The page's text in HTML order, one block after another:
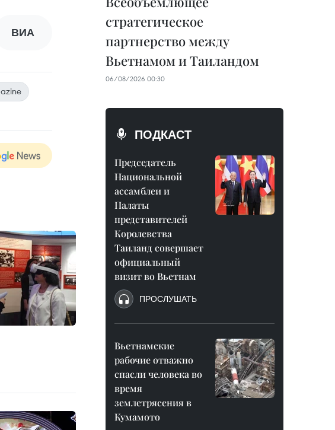
ВИА
стратегическое
партнерство между
Вьетнамом и Таиландом
06/08/2026 00:30
ПОДКАСТ
Председатель
Национальной
ассамблеи и
Палаты
представителей
Королевства
Таиланд совершает
официальный
визит во Вьетнам
ПРОСЛУШАТЬ
Вьетнамские
рабочие отважно
спасли человека во
время
землетрясения в
Кумамото